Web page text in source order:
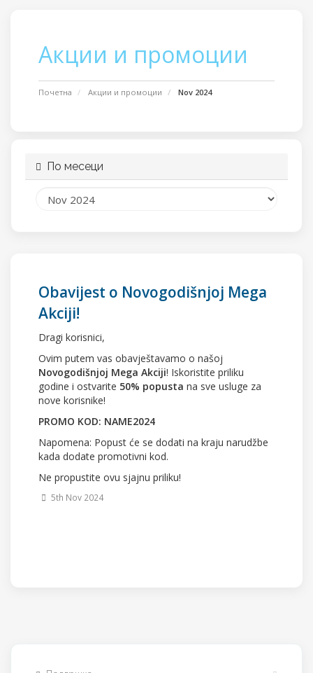
Акции и промоции
Почетна Акции и промоции Nov 2024
По месеци
Obavijest o Novogodišnjoj Mega
Akciji!
Dragi korisnici,
Ovim putem vas obavještavamo o našoj
Novogodišnjoj Mega Akciji! Iskoristite priliku
godine i ostvarite 50% popusta na sve usluge za
nove korisnike!
PROMO KOD: NAME2024
Napomena: Popust će se dodati na kraju narudžbe
kada dodate promotivni kod.
Ne propustite ovu sjajnu priliku!
5th Nov 2024